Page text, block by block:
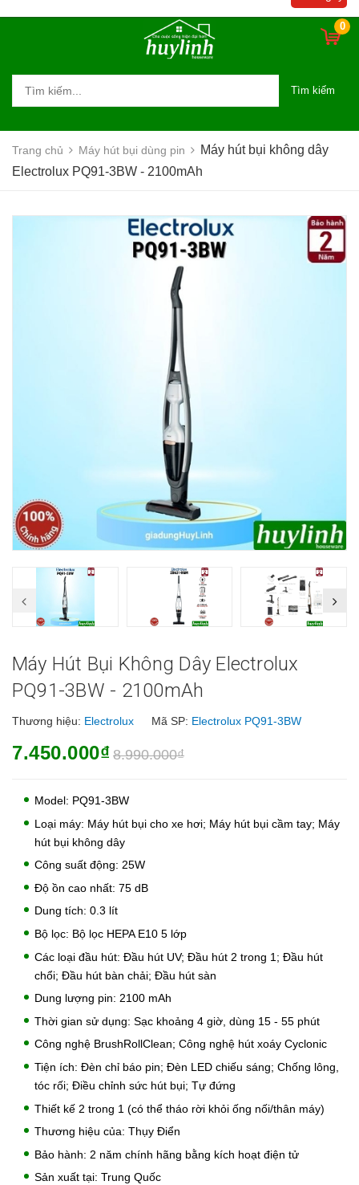
0
Tìm kiếm
Trang chủ Máy hút bụi dùng pin
Máy hút bụi không dây
Electrolux PQ91-3BW - 2100mAh
Máy Hút Bụi Không Dây Electrolux
PQ91-3BW - 2100mAh
Thương hiệu: Electrolux Mã SP: Electrolux PQ91-3BW
7.450.000₫ 8.990.000₫
Model: PQ91-3BW
Loại máy: Máy hút bụi cho xe hơi; Máy hút bụi cầm tay; Máy
hút bụi không dây
Công suất động: 25W
Độ ồn cao nhất: 75 dB
Dung tích: 0.3 lít
Bộ lọc: Bộ lọc HEPA E10 5 lớp
Các loại đầu hút: Đầu hút UV; Đầu hút 2 trong 1; Đầu hút
chổi; Đầu hút bàn chải; Đầu hút sàn
Dung lượng pin: 2100 mAh
Thời gian sử dụng: Sạc khoảng 4 giờ, dùng 15 - 55 phút
Công nghệ BrushRollClean; Công nghệ hút xoáy Cyclonic
Tiện ích: Đèn chỉ báo pin; Đèn LED chiếu sáng; Chống lông,
tóc rối; Điều chỉnh sức hút bụi; Tự đứng
Thiết kế 2 trong 1 (có thể tháo rời khỏi ống nối/thân máy)
Thương hiệu của: Thụy Điển
Bảo hành: 2 năm chính hãng bằng kích hoạt điện tử
Sản xuất tại: Trung Quốc